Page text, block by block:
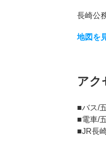
長崎公
地図を
アク
■バス/
■電車/
■JR長